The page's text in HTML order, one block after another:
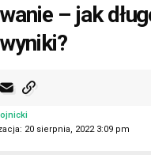
– jak
20 sierpnia, 2022 3:09 pm